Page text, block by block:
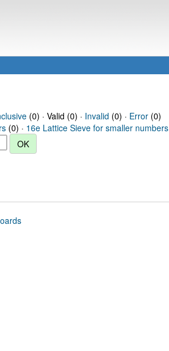
(0) · Valid (0) · Invalid (0) · Error(0)
(0) · 16e Lattice Sieve for smaller numbers